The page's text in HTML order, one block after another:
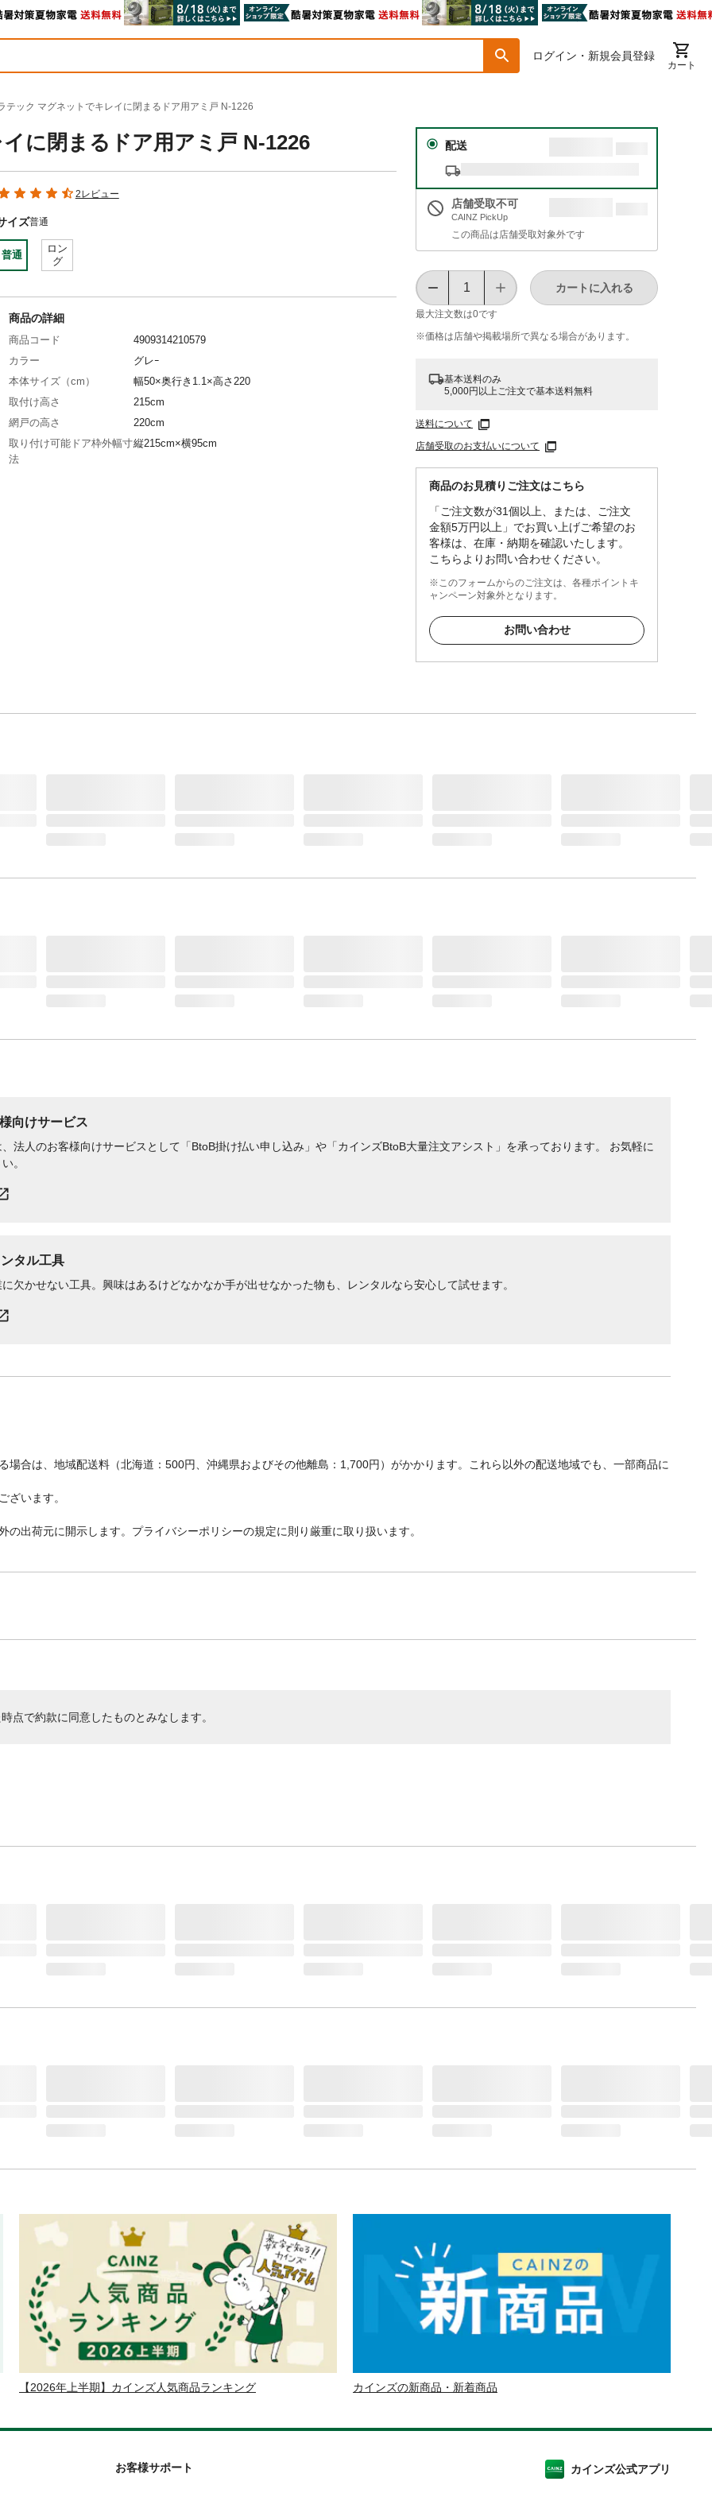
ログイン・新規会員登録
カート
テック マグネットでキレイに閉まるドア用アミ戸 N-1226
に閉まるドア用アミ戸 N-1226
2レビュー
イズ普通
普通
ロン
グ
配送
店舗受取不可
CAINZ PickUp
この商品は店舗受取対象外です
最大注文数は0です
カートに入れる
※価格は​店舗や​掲載場所で​異なる​場合が​あります。
基本送料のみ
5,000円以上ご注文で基本送料無料
送料について
店舗受取のお支払いについて
商品のお見積りご注文はこちら
「ご注文数が31個以上、または、ご注文
金額5万円以上」でお買い上げご希望のお
客様は、在庫・納期を確認いたします。
こちらよりお問い合わせください。
※このフォームからのご注文は、各種ポイントキ
ャンペーン対象外となります。
お問い合わせ
商品の詳細
商品コード
4909314210579
カラー
グレｰ
本体サイズ（cm）
幅50×奥行き1.1×高さ220
取付け高さ
215cm
網戸の高さ
220cm
取り付け可能ドア枠外幅寸
法
縦215cm×横95cm
取付け幅
95cm
向けサービス
法人のお客様向けサービスとして「BtoB掛け払い申し込み」や「カインズBtoB大量注文アシスト」を承っております。 お気軽に
。
タル工具
欠かせない工具。興味はあるけどなかなか手が出せなかった物も、レンタルなら安心して試せます。
場合は、地域配送料（北海道：500円、沖縄県およびその他離島：1,700円）がかかります。これら以外の配送地域でも、一部商品に
ざいます。
出荷元に開示します。プライバシーポリシーの規定に則り厳重に取り扱います。
点で約款に同意したものとみなします。
【2026年上半期】カインズ人気商品ランキング カインズの新商品・新着商品
お客様サポート カインズ公式アプリ